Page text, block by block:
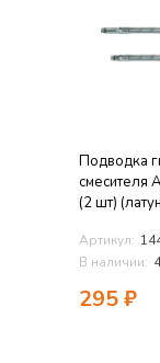
Подводка
смесителя
(2 шт)
Артикул:
В наличии:
295₽